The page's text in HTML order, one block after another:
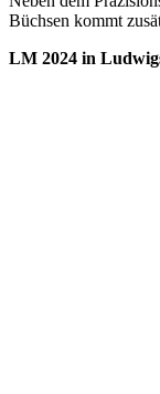
Büchsen kommt
LM 2024 in